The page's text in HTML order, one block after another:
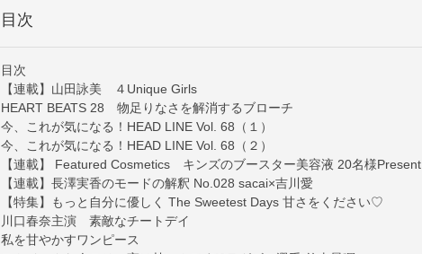
目次
目次
【連載】山田詠美 ４Unique Girls
HEART BEATS 28 物足りなさを解消するブローチ
今、これが気になる！HEAD LINE Vol. 68（１）
今、これが気になる！HEAD LINE Vol. 68（２）
【連載】 Featured Cosmetics キンズのブースター美容液 20名様Present
【連載】長澤実香のモードの解釈 No.028 sacai×吉川愛
【特集】もっと自分に優しく The Sweetest Days 甘さをください♡
川口春奈主演 素敵なチートデイ
私を甘やかすワンピース